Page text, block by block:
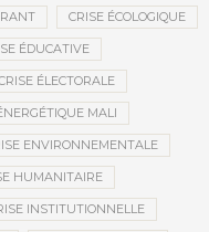
CRISE ÉCOLOGIQUE
ÉDUCATIVE
ÉLECTORALE
MALI
ENVIRONNEMENTALE
HUMANITAIRE
INSTITUTIONNELLE